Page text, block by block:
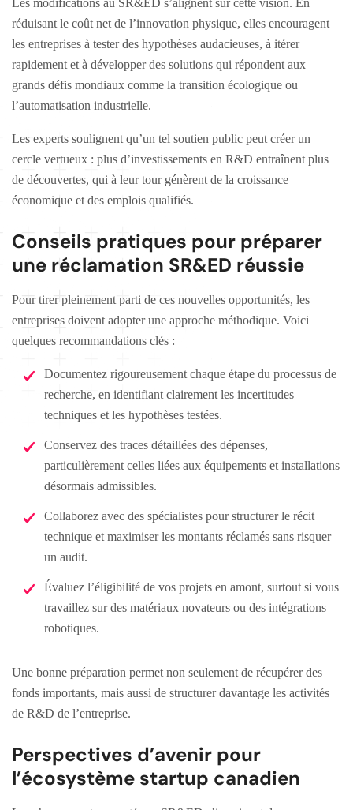
réduisant le coût net de l’innovation physique, elles encouragent
les entreprises à tester des hypothèses audacieuses, à itérer
rapidement et à développer des solutions qui répondent aux
grands défis mondiaux comme la transition écologique ou
l’automatisation industrielle.
Les experts soulignent qu’un tel soutien public peut créer un
cercle vertueux : plus d’investissements en R&D entraînent plus
de découvertes, qui à leur tour génèrent de la croissance
économique et des emplois qualifiés.
Conseils pratiques pour préparer
une réclamation SR&ED réussie
Pour tirer pleinement parti de ces nouvelles opportunités, les
entreprises doivent adopter une approche méthodique. Voici
quelques recommandations clés :
Documentez rigoureusement chaque étape du processus de
recherche, en identifiant clairement les incertitudes
techniques et les hypothèses testées.
Conservez des traces détaillées des dépenses,
particulièrement celles liées aux équipements et installations
désormais admissibles.
Collaborez avec des spécialistes pour structurer le récit
technique et maximiser les montants réclamés sans risquer
un audit.
Évaluez l’éligibilité de vos projets en amont, surtout si vous
travaillez sur des matériaux novateurs ou des intégrations
robotiques.
Une bonne préparation permet non seulement de récupérer des
fonds importants, mais aussi de structurer davantage les activités
de R&D de l’entreprise.
Perspectives d’avenir pour
l’écosystème startup canadien